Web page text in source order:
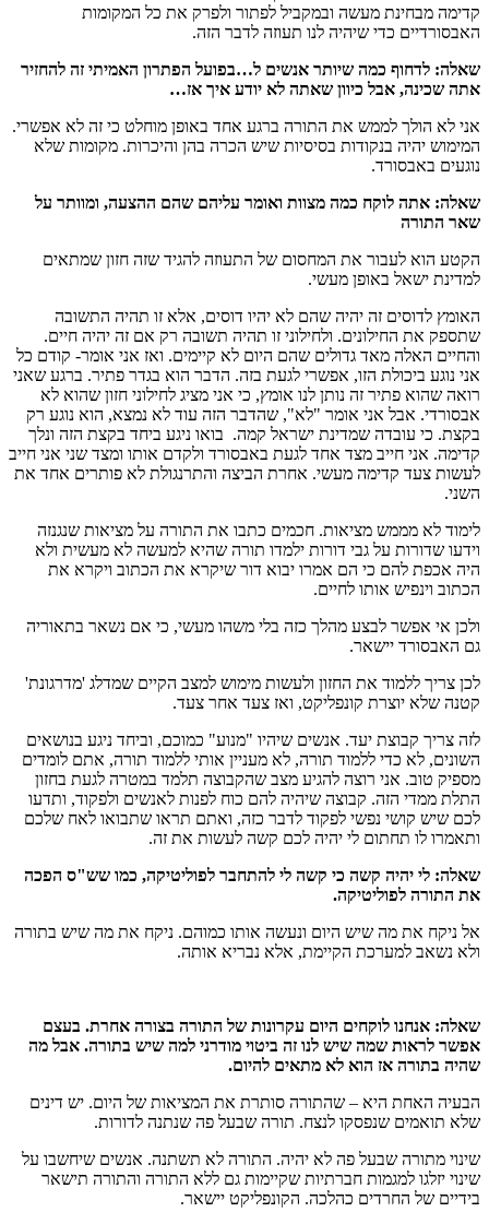
קדימה מבחינת מעשה ובמקביל לפתור ולפרק את כל המקומות
האבסורדיים כדי שיהיה לנו תעוזה לדבר הזה.
שאלה: לדחוף כמה שיותר אנשים ל…בפועל הפתרון האמיתי זה להחזיר
אתה שכינה, אבל כיוון שאתה לא יודע איך אז…
אני לא הולך לממש את התורה ברגע אחד באופן מוחלט כי זה לא אפשרי.
המימוש יהיה בנקודות בסיסיות שיש הכרה בהן והיכרות. מקומות שלא
נוגעים באבסורד.
שאלה: אתה לוקח כמה מצוות ואומר עליהם שהם ההצעה, ומוותר על
שאר התורה
הקטע הוא לעבור את המחסום של התעוזה להגיד שזה חזון שמתאים
למדינת ישאל באופן מעשי.
האומץ לדוסים זה יהיה שהם לא יהיו דוסים, אלא זו תהיה התשובה
שתספק את החילונים. ולחילוני זו תהיה תשובה רק אם זה יהיה חיים.
והחיים האלה מאד גדולים שהם היום לא קיימים. ואז אני אומר- קודם כל
אני נוגע ביכולת הזו, אפשרי לגעת בזה. הדבר הוא בגדר פתיר. ברגע שאני
רואה שהוא פתיר זה נותן לנו אומץ, כי אני מציג לחילוני חזון שהוא לא
אבסורדי. אבל אני אומר "לא", שהדבר הזה עוד לא נמצא, הוא נוגע רק
בקצת. כי עובדה שמדינת ישראל קמה. בואו ניגע ביחד בקצת הזה ונלך
קדימה. אני חייב מצד אחד לגעת באבסורד ולקדם אותו ומצד שני אני חייב
לעשות צעד קדימה מעשי. אחרת הביצה והתרנגולת לא פותרים אחד את
השני.
לימוד לא מממש מציאות. חכמים כתבו את התורה על מציאות שנגנזה
וידעו שדורות על גבי דורות ילמדו תורה שהיא למעשה לא מעשית ולא
היה אכפת להם כי הם אמרו יבוא דור שיקרא את הכתוב ויקרא את
הכתוב וינפיש אותו לחיים.
ולכן אי אפשר לבצע מהלך כזה בלי משהו מעשי, כי אם נשאר בתאוריה
גם האבסורד יישאר.
לכן צריך ללמוד את החזון ולעשות מימוש למצב הקיים שמדלג 'מדרגונת'
קטנה שלא יוצרת קונפליקט, ואז צעד אחר צעד.
לזה צריך קבוצת יעד. אנשים שיהיו "מנוע" כמוכם, וביחד ניגע בנושאים
השונים, לא כדי ללמוד תורה, לא מעניין אותי ללמוד תורה, אתם לומדים
מספיק טוב. אני רוצה להגיע מצב שהקבוצה תלמד במטרה לגעת בחזון
התלת ממדי הזה. קבוצה שיהיה להם כוח לפנות לאנשים ולפקוד, ותדעו
לכם שיש קושי נפשי לפקוד לדבר כזה, ואתם תראו שתבואו לאח שלכם
ותאמרו לו תחתום לי יהיה לכם קשה לעשות את זה.
שאלה: לי יהיה קשה כי קשה לי להתחבר לפוליטיקה, כמו שש"ס הפכה
את התורה לפוליטיקה.
אל ניקח את מה שיש היום ונעשה אותו כמוהם. ניקח את מה שיש בתורה
ולא נשאב למערכת הקיימת, אלא נבריא אותה.
שאלה: אנחנו לוקחים היום עקרונות של התורה בצורה אחרת. בעצם
אפשר לראות שמה שיש לנו זה ביטוי מודרני למה שיש בתורה. אבל מה
שהיה בתורה אז הוא לא מתאים להיום.
הבעיה האחת היא – שהתורה סותרת את המציאות של היום. יש דינים
שלא תואמים שנפסקו לנצח. תורה שבעל פה שנתנה לדורות.
שינוי מתורה שבעל פה לא יהיה. התורה לא תשתנה. אנשים שיחשבו על
שינוי יזלגו למגמות חברתיות שקיימות גם ללא התורה והתורה תישאר
בידיים של החרדים כהלכה. הקונפליקט יישאר.